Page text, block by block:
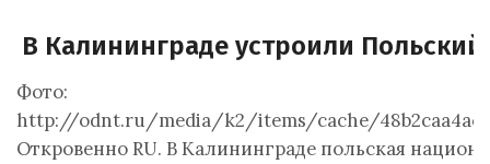
В Калининграде устроили Польский
Фото:
http://odnt.ru/media/k2/items/cache/
Откровенно RU. В Калининграде польская